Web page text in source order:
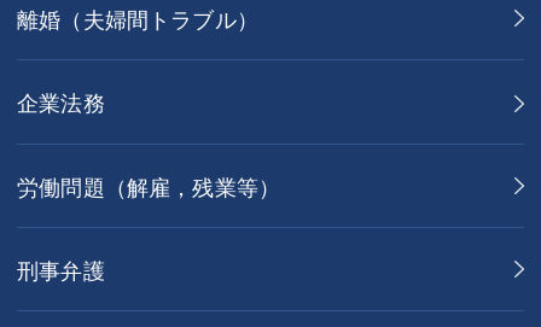
離婚（夫婦間トラブル）
企業法務
労働問題（解雇，残業等）
刑事弁護